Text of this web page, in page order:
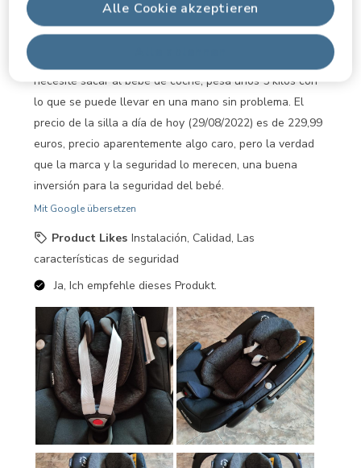
Alle Cookie akzeptieren
líquidos. Además el color es tonos grises y negros con lo
hace que las manchas duren muy poco. Tiene un asa
necesite sacar al bebé de coche, pesa unos 5 kilos con
lo que se puede llevar en una mano sin problema. El
precio de la silla a día de hoy (29/08/2022) es de 229,99
euros, precio aparentemente algo caro, pero la verdad
que la marca y la seguridad lo merecen, una buena
inversión para la seguridad del bebé.
Mit Google übersetzen
Product Likes Instalación, Calidad, Las
características de seguridad
Ja, Ich empfehle dieses Produkt.